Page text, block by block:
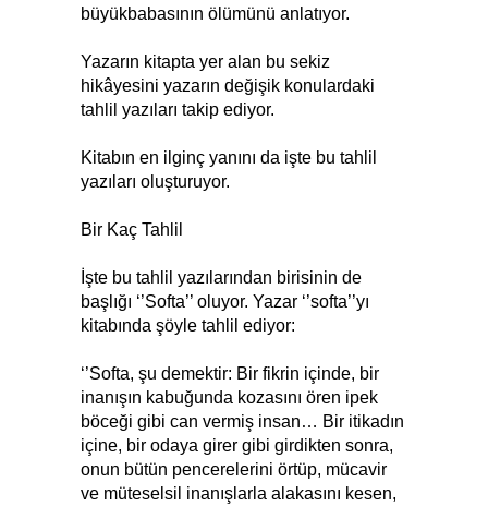
büyükbabasının ölümünü anlatıyor.
Yazarın kitapta yer alan bu sekiz
hikâyesini yazarın değişik konulardaki
tahlil yazıları takip ediyor.
Kitabın en ilginç yanını da işte bu tahlil
yazıları oluşturuyor.
Bir Kaç Tahlil
İşte bu tahlil yazılarından birisinin de
başlığı ‘’Softa’’ oluyor. Yazar ‘’softa’’yı
kitabında şöyle tahlil ediyor:
‘’Softa, şu demektir: Bir fikrin içinde, bir
inanışın kabuğunda kozasını ören ipek
böceği gibi can vermiş insan… Bir itikadın
içine, bir odaya girer gibi girdikten sonra,
onun bütün pencerelerini örtüp, mücavir
ve müteselsil inanışlarla alakasını kesen,